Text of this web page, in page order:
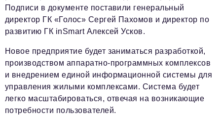
Подписи в документе поставили генеральный
директор ГК «Голос» Сергей Пахомов и директор по
развитию ГК inSmart Алексей Усков.
Новое предприятие будет заниматься разработкой,
производством аппаратно-программных комплексов
и внедрением единой информационной системы для
управления жилыми комплексами. Система будет
легко масштабироваться, отвечая на возникающие
потребности пользователей.